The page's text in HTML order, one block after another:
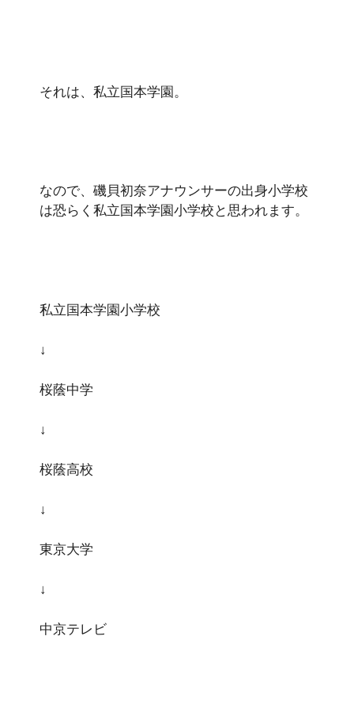
それは、私立国本学園。
なので、磯貝初奈アナウンサーの出身小学校
は恐らく私立国本学園小学校と思われます。
私立国本学園小学校
↓
桜蔭中学
↓
桜蔭高校
↓
東京大学
↓
中京テレビ